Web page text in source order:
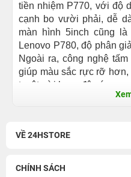
tiền nhiệm P770, với độ
cạnh bo vười phải, dễ
màn hình 5inch cũng
Lenovo P780, độ phân
Ngoài ra, công nghệ
giúp màu sắc rực rỡ
tuyệt vời hơn, độ sáng
xung nhịp 1.2GHz, có
VỀ 24HSTORE
CHÍNH SÁCH